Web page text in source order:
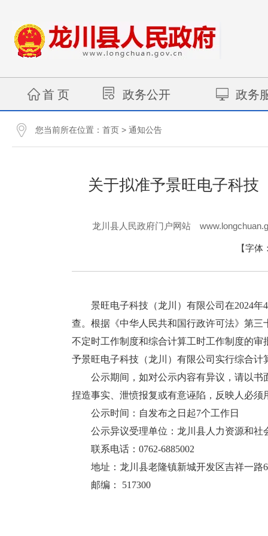
首 页 政务公开 政务
您当前所在位置： 首页 > 通知公告
关于拟准予景旺电子科技
龙川县人民政府门户网站
【字体
景旺电子科技（龙川）有限公司在2024年4
查。根据《中华人民共和国行政许可法》第
不定时工作制度和综合计算工时工作制度的
予景旺电子科技（龙川）有限公司实行综合计
公示期间，如对公示内容有异议，请以书
捏造事实、泄愤报复或有意诬陷，反映人必须
公示时间：自发布之日起7个工作日
公示异议受理单位：龙川县人力资源和社
联系电话：0762-6885002
地址：龙川县老隆镇新城开发区吉祥一路
邮编： 517300